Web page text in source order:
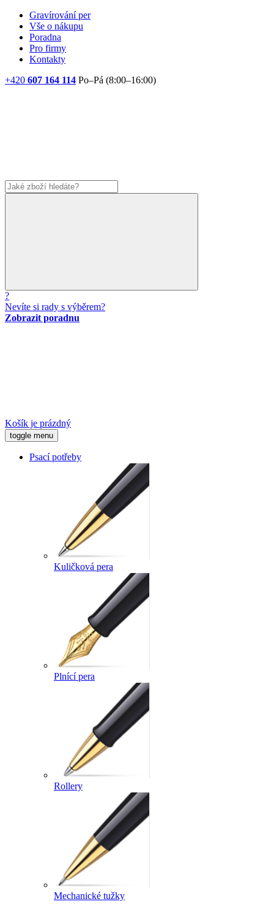
Gravírování per
Vše o nákupu
Poradna
Pro firmy
Kontakty
+420 607 164 114 Po–Pá (8:00–16:00)
?
Nevíte si rady s výběrem?
Zobrazit poradnu
Košík je prázdný
toggle menu
Psací potřeby
Kuličková pera
Plnící pera
Rollery
Mechanické tužky